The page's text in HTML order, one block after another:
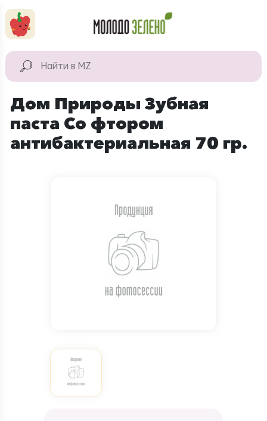
КАТАЛОГ
продукты
Для дома
Натуральная
Дом Природы Зубная
паста Со фтором
антибактериальная 70 гр.